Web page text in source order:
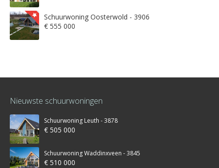
Schuurwoning Oosterwold - 3906
€ 555 000
Nieuwste schuurwoningen
Schuurwoning Leuth - 3878
€ 505 000
Schuurwoning Waddinxveen - 3845
€ 510 000